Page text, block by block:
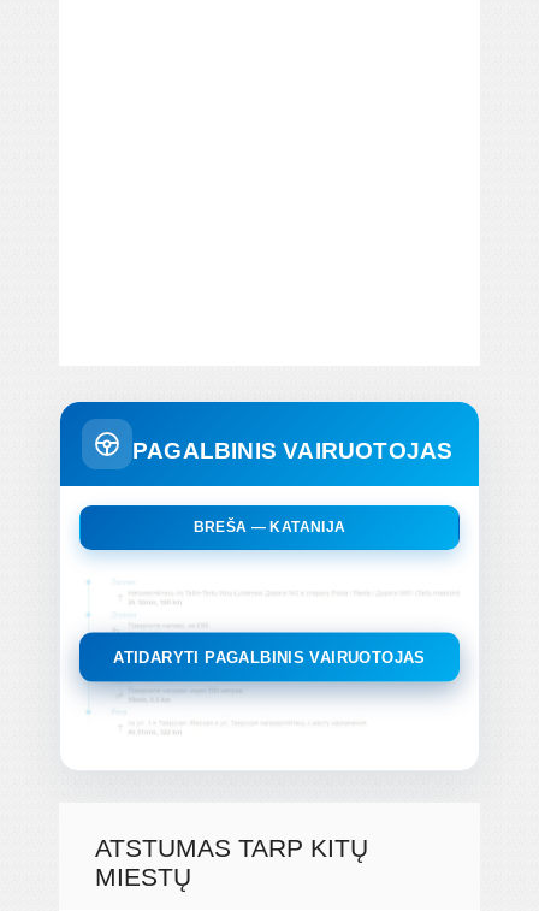
PAGALBINIS VAIRUOTOJAS
BREŠA — KATANIJA
ATIDARYTI PAGALBINIS VAIRUOTOJAS
ATSTUMAS TARP KITŲ
MIESTŲ